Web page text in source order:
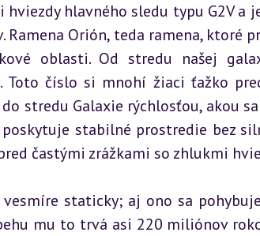
hlavného sledu typu G2V a
Ramena Orión, teda ramena, ktoré
oblasti. Od stredu našej
Toto číslo si mnohí žiaci ťažko
stredu Galaxie rýchlosťou, akou
stabilné prostredie bez
častými zrážkami so zhlukmi
staticky; aj ono sa
mu to trvá asi 220 miliónov